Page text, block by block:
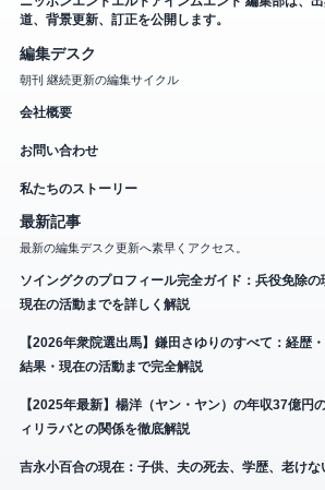
道、背景更新、訂正を公開します。
編集デスク
朝刊 継続更新の編集サイクル
会社概要
お問い合わせ
私たちのストーリー
最新記事
最新の編集デスク更新へ素早くアクセス。
ソイングクのプロフィール完全ガイド：兵役免除
現在の活動までを詳しく解説
【2026年衆院選出馬】鎌田さゆりのすべて：経歴
結果・現在の活動まで完全解説
【2025年最新】楊洋（ヤン・ヤン）の年収37億円
ィリラバとの関係を徹底解説
吉永小百合の現在：子供、夫の死去、学歴、老け